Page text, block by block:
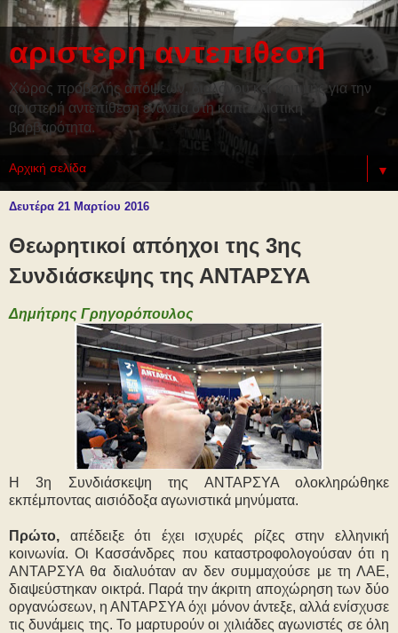
αριστερη αντεπιθεση
Χώρος προβολής απόψεων, διαλόγου και κριτικής για την
αριστερή αντεπίθεση ενάντια στη καπιταλιστική
βαρβαρότητα.
▼
Δευτέρα 21 Μαρτίου 2016
Θεωρητικοί απόηχοι της 3ης
Συνδιάσκεψης της ΑΝΤΑΡΣΥΑ
Δημήτρης Γρηγορόπουλος
Η 3η Συνδιάσκεψη της ΑΝΤΑΡΣΥΑ ολοκληρώθηκε
εκπέμποντας αισιόδοξα αγωνιστικά μηνύματα.
Πρώτο, απέδειξε ότι έχει ισχυρές ρίζες στην ελληνική
κοινωνία. Οι Κασσάνδρες που καταστροφολογούσαν ότι η
ΑΝΤΑΡΣΥΑ θα διαλυόταν αν δεν συμμαχούσε με τη ΛΑΕ,
διαψεύστηκαν οικτρά. Παρά την άκριτη αποχώρηση των δύο
οργανώσεων, η ΑΝΤΑΡΣΥΑ όχι μόνον άντεξε, αλλά ενίσχυσε
τις δυνάμεις της. Το μαρτυρούν οι χιλιάδες αγωνιστές σε όλη